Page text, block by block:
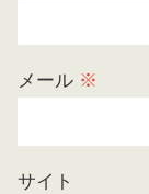
メール ※
サイト